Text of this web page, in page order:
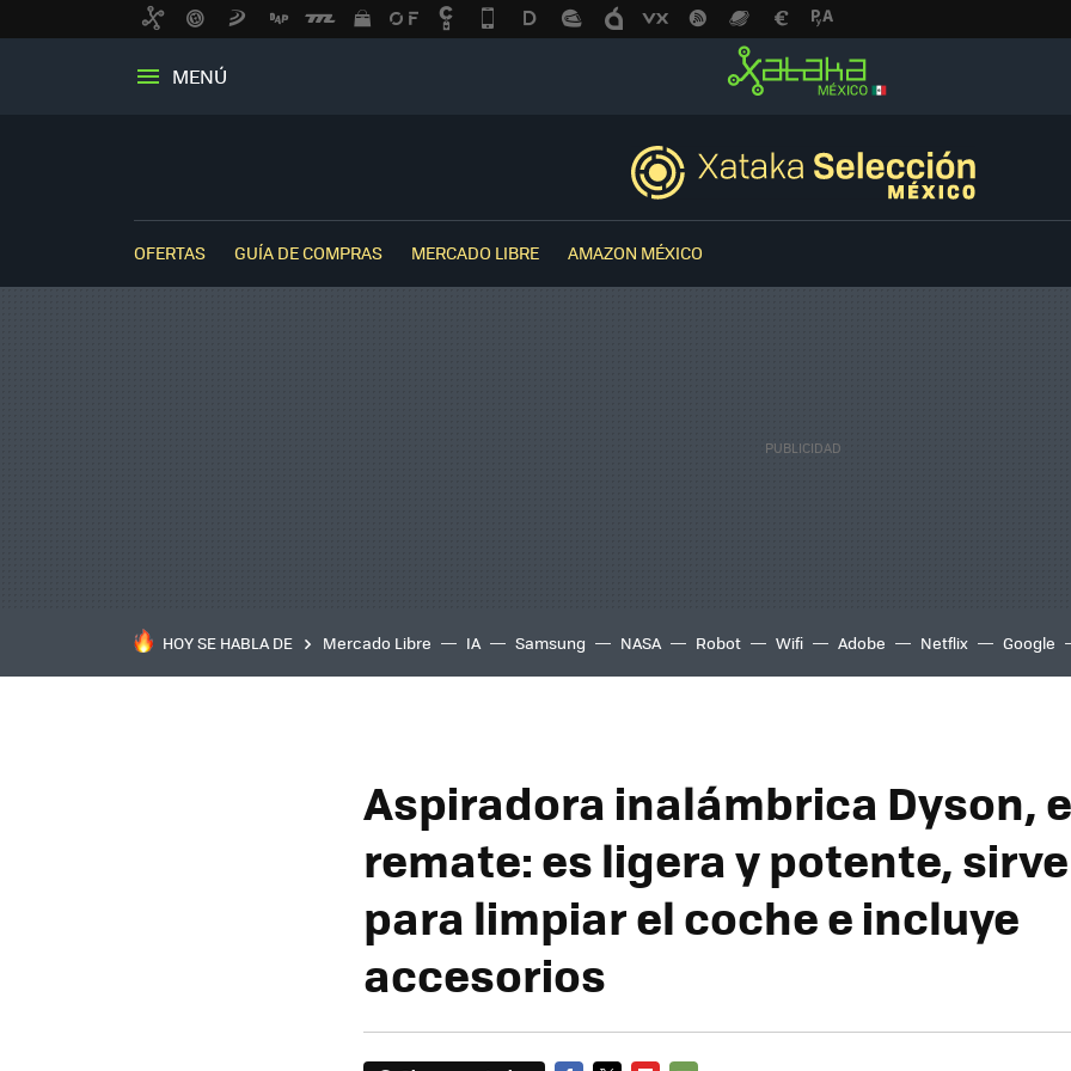
MENÚ
OFERTAS GUÍA DE COMPRAS MERCADO LIBRE AMAZON MÉXICO
HOY SE HABLA DE Mercado Libre IA Samsung NASA Robot Wifi Adobe Netflix Google
Aspiradora inalámbrica Dyson,
remate: es ligera y potente,
para limpiar el coche e incluye
accesorios